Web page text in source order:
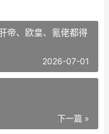
帝、欧皇、氪佬都得
2026-07-01
下一篇 »